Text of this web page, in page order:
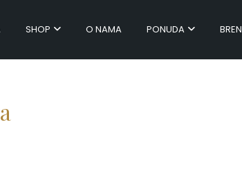
SHOP O NAMA PONUDA